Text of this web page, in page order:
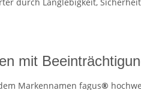
mit
Markennamen fagus®